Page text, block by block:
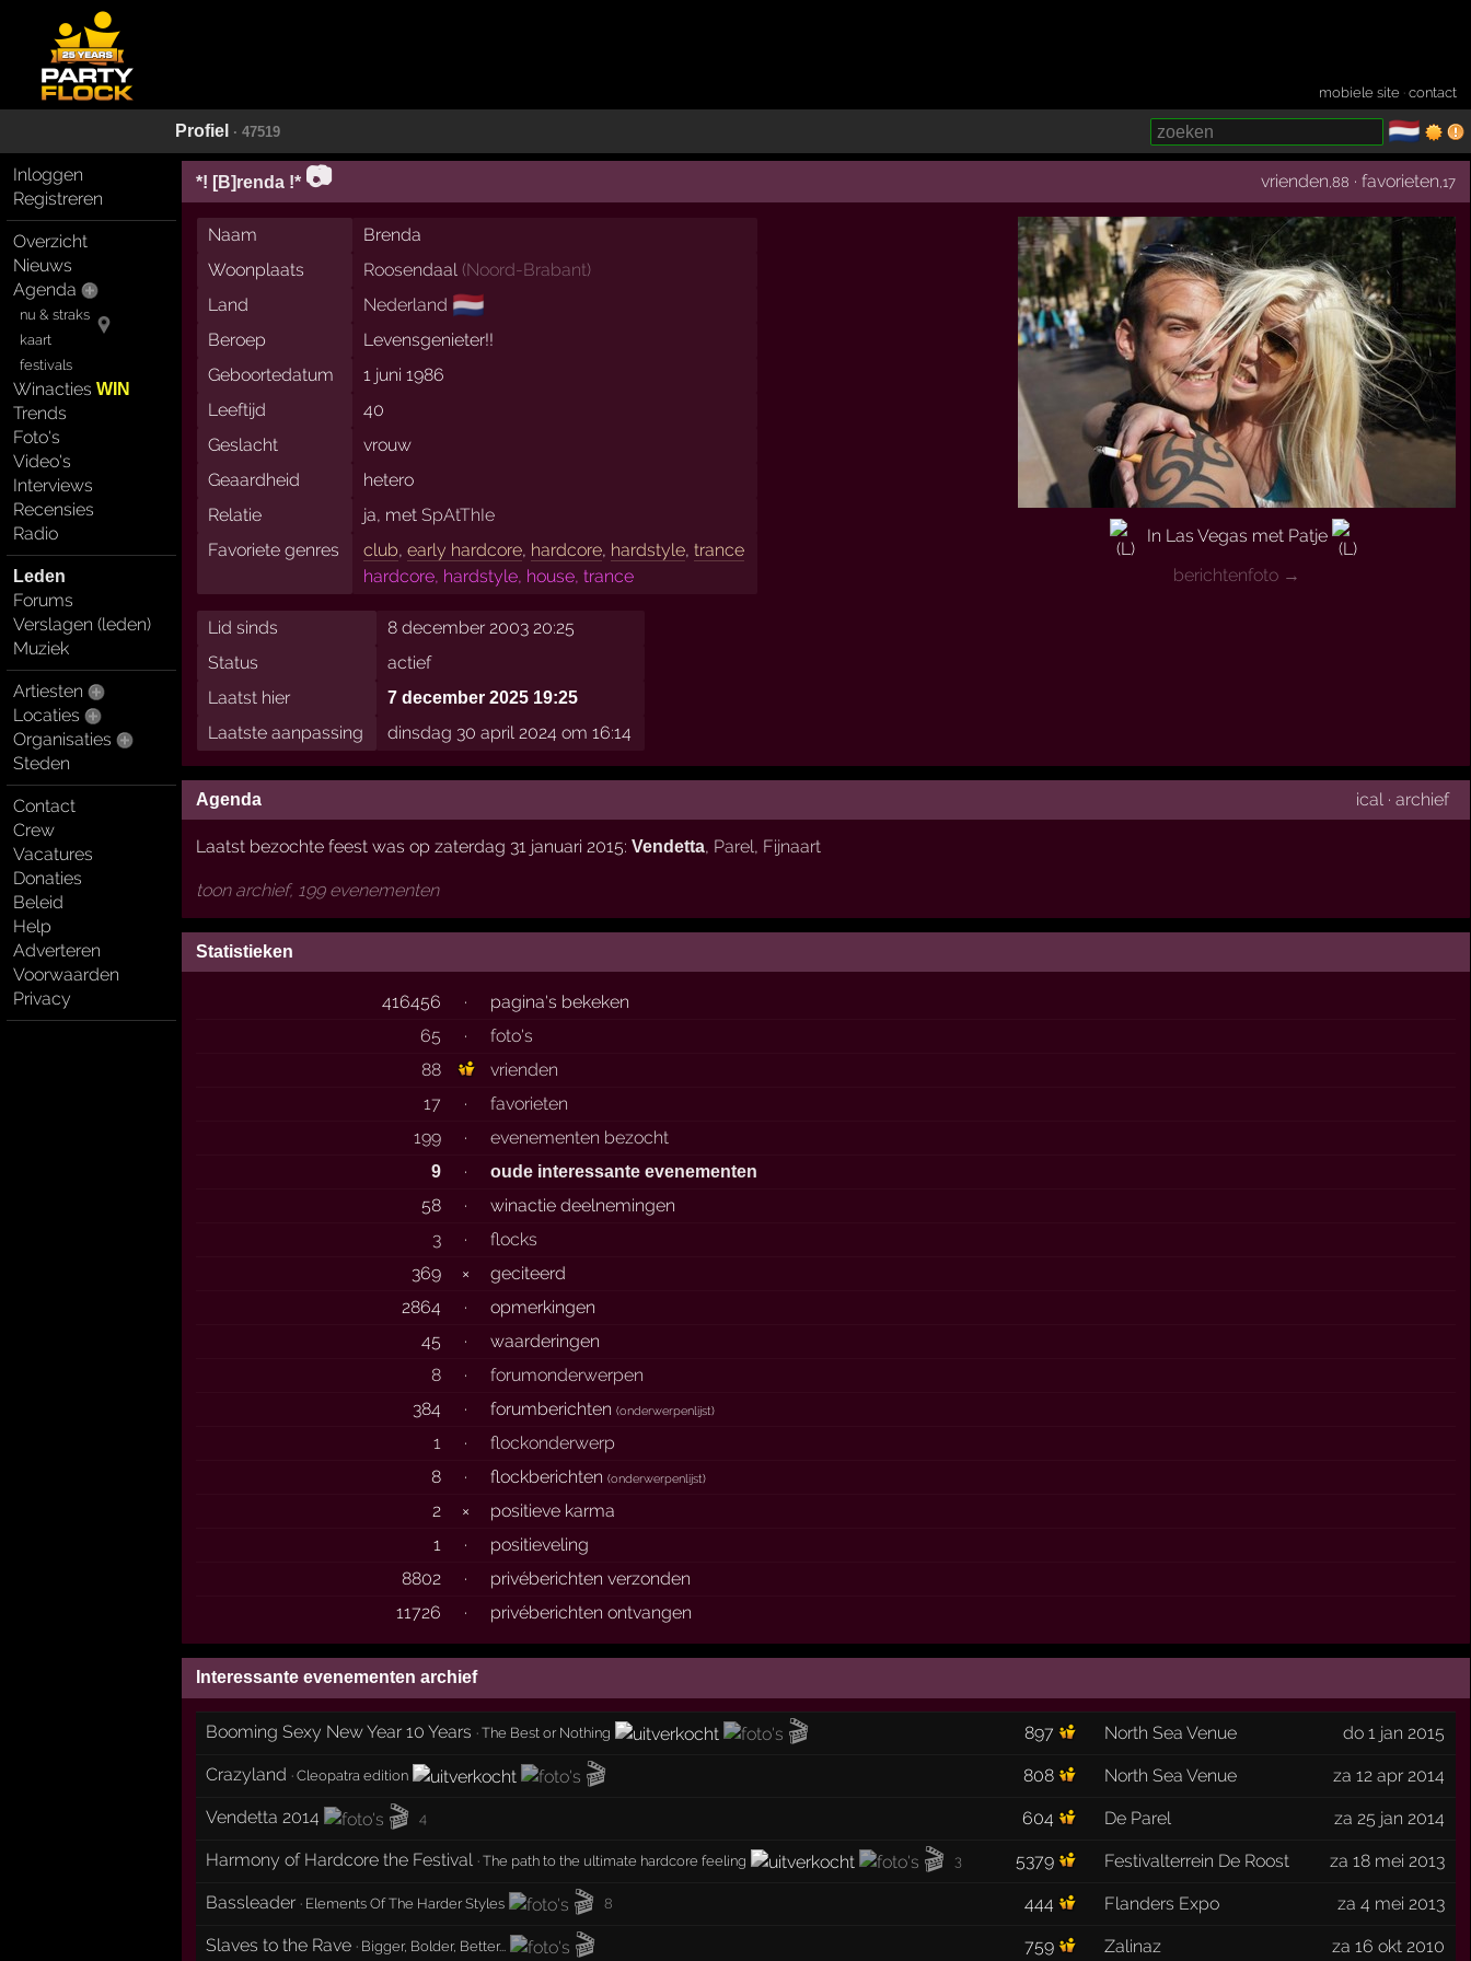
mobiele site ·contact
Profiel · 47519 🇳🇱
Inloggen
Registreren
Overzicht
Nieuws
Agenda
nu & straks
kaart
festivals
WinactiesWIN
Trends
Foto's
Video's
Interviews
Recensies
Radio
Leden
Forums
Verslagen (leden)
Muziek
Artiesten
Locaties
Organisaties
Steden
Contact
Crew
Vacatures
Donaties
Beleid
Help
Adverteren
Voorwaarden
Privacy
*! [B]renda !* 📷 vrienden ,88 ·favorieten ,17
In Las Vegas met Patje
berichtenfoto →
Naam
Brenda
Woonplaats
Roosendaal (Noord-Brabant)
Land
Nederland 🇳🇱
Beroep
Levensgenieter!!
Geboortedatum
1 juni 1986
Leeftijd
40
Geslacht
vrouw
Geaardheid
hetero
Relatie
ja, metSpAtThIe
Favoriete genres
club,early hardcore, hardcore, hardstyle,trance
hardcore, hardstyle, house, trance
Lid sinds
8 december 2003 20:25
Status
actief
Laatst hier
7 december 2025 19:25
Laatste aanpassing dinsdag 30 april 2024 om 16:14
Agenda ical· archief
Laatst bezochte feest was op zaterdag 31 januari 2015: Vendetta, Parel, Fijnaart
toon archief, 199 evenementen
Statistieken
416456 ·
pagina's bekeken
65
·
foto's
88
vrienden
17
·
favorieten
199
· evenementen bezocht
9 · oude interessante evenementen
58 ·
winactie deelnemingen
3
·
flocks
369
×
geciteerd
2864
·
opmerkingen
45
·
waarderingen
8
·
forumonderwerpen
384
· forumberichten(onderwerpenlijst)
1 ·
flockonderwerp
8
· flockberichten(onderwerpenlijst)
2 ×
positieve karma
1
·
positieveling
8802
·
privéberichten verzonden
11726
· privéberichten ontvangen
Interessante evenementen archief
Booming Sexy New Year 10 Years ·The Best or Nothing 🎬 897 North Sea Venue
do 1 jan 2015
Crazyland ·Cleopatra edition 🎬 808 North Sea Venue
za 12 apr 2014
Vendetta 2014
🎬 4 604 De Parel
za 25 jan 2014
Harmony of Hardcore the Festival · The path to the ultimate hardcore feeling 🎬 3 5379 Festivalterrein De Roost
za 18 mei 2013
Bassleader · Elements Of The Harder Styles 🎬 8 444 Flanders Expo
za 4 mei 2013
Slaves to the Rave · Bigger, Bolder, Better... 🎬 759 Zalinaz za 16 okt 2010